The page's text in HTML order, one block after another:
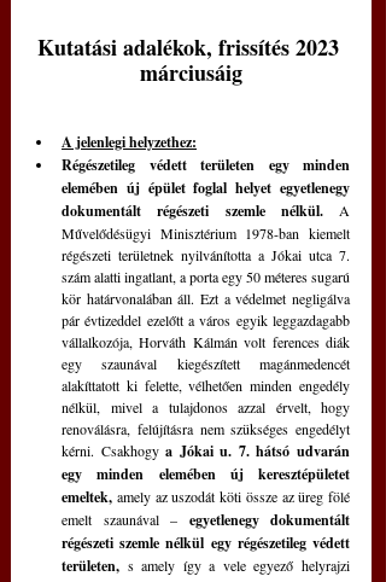
Kutatási adalékok, frissítés 2023
márciusáig
A jelenlegi helyzethez:
Régészetileg védett területen egy minden
elemében új épület foglal helyet egyetlenegy
dokumentált régészeti szemle nélkül. A
Művelődésügyi Minisztérium 1978-ban kiemelt
régészeti területnek nyilvánította a Jókai utca 7.
szám alatti ingatlant, a porta egy 50 méteres sugarú
kör határvonalában áll. Ezt a védelmet negligálva
pár évtizeddel ezelőtt a város egyik leggazdagabb
vállalkozója, Horváth Kálmán volt ferences diák
egy szaunával kiegészített magánmedencét
alakíttatott ki felette, vélhetően minden engedély
nélkül, mivel a tulajdonos azzal érvelt, hogy
renoválásra, felújításra nem szükséges engedélyt
kérni. Csakhogy a Jókai u. 7. hátsó udvarán
egy minden elemében új keresztépületet
emeltek, amely az uszodát köti össze az üreg fölé
emelt szaunával – egyetlenegy dokumentált
régészeti szemle nélkül egy régészetileg védett
területen, s amely így a vele egyező helyrajzi